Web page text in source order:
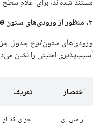
مستند شده‌اند، برای اعلام سطح
۳. منظور از ورودی‌های ستون
ورودی‌های ستوننوع جدول
آسیب‌پذیری امنیتی را نشان
اختصار تعریف
آر سی ای اجرای کد از